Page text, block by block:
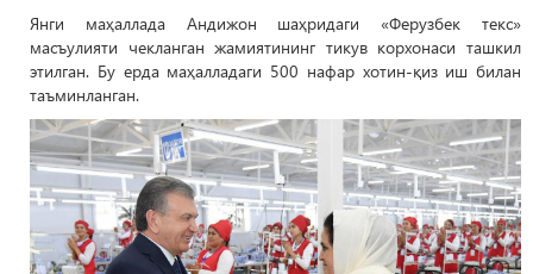
Янги маҳаллада Андижон шаҳридаги «Ферузбек текс»
масъулияти чекланган жамиятининг тикув корхонаси ташкил
этилган. Бу ерда маҳалладаги 500 нафар хотин-қиз иш билан
таъминланган.